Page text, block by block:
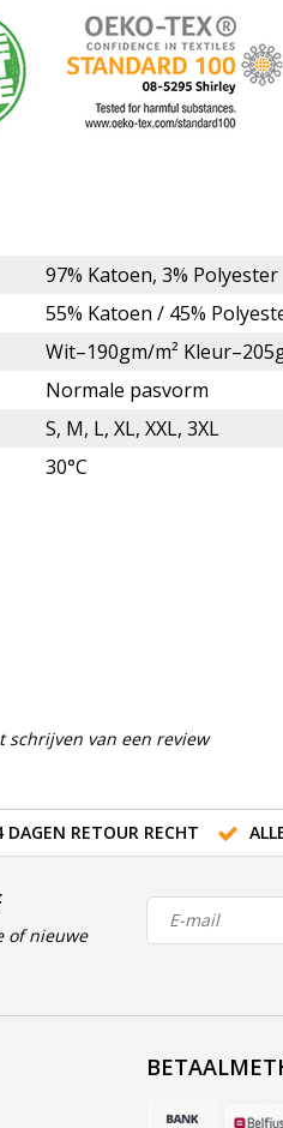
97% Katoen, 3% Polyester
55% Katoen / 45%
Wit–190gm/m²
Normale pasvorm
S, M, L, XL, XXL, 3XL
30°C
schrijven van een review
DAGEN RETOUR RECHT
of nieuwe